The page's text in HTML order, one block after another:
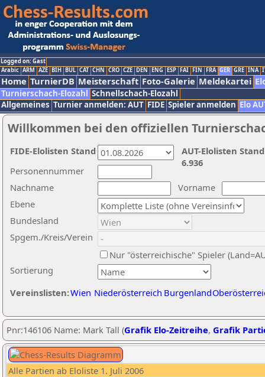
Logged on: Gast
Arabic ARM AZE BIH BUL CAT CHN CRO CZE DEN ENG ESP FAI FIN FRA GER GRE INA
Home TurnierDB Meisterschaft Foto-Galerie Meldekartei
Turnierschach-Elozahl Schnellschach-Elozahl
Allgemeines Turnier anmelden: AUT FIDE Spieler anmelden Elo
Willkommen bei den offiziellen
Nachname
Vorname
Ebene
Sortierung
Personennummer
Bundesland
Spgem./Kreis/Verein
Nur "österreichische" Spieler
Vereinslisten:Wien Niederösterreich Burgenland
AUT-Elolisten
6.936
FIDE-Elolisten Stand
Pnr:146106 Name: Mark Tall (Grafik Elo-Zeitreihe, Grafik
Alle Partien ab Eloliste 1. Juli 2006